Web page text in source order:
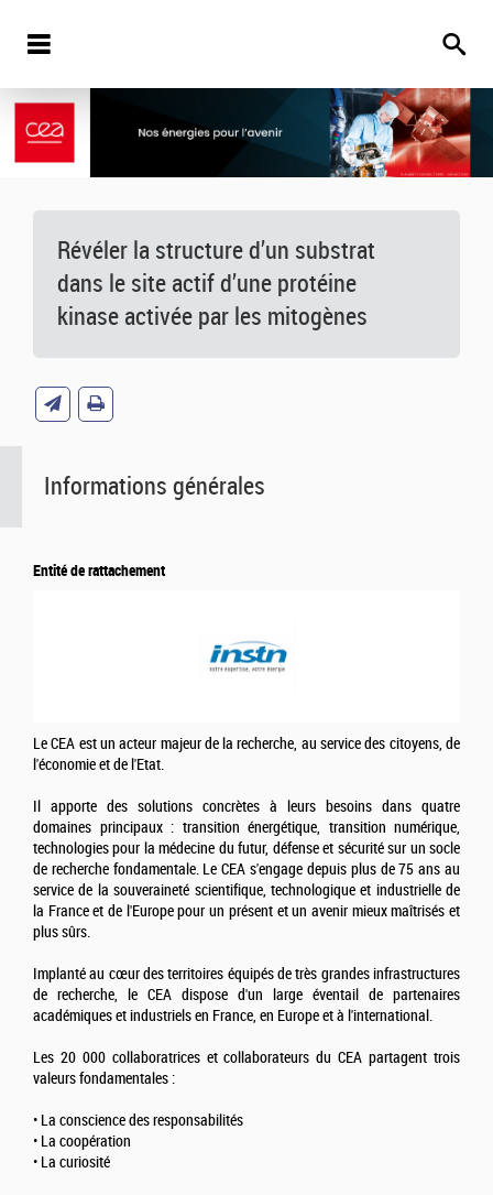
Révéler la structure d’un substrat
dans le site actif d’une protéine
kinase activée par les mitogènes
Informations générales
Entité de rattachement
Le CEA est un acteur majeur de la recherche, au service des citoyens, de
l'économie et de l'Etat.
Il apporte des solutions concrètes à leurs besoins dans quatre
domaines principaux : transition énergétique, transition numérique,
technologies pour la médecine du futur, défense et sécurité sur un socle
de recherche fondamentale. Le CEA s'engage depuis plus de 75 ans au
service de la souveraineté scientifique, technologique et industrielle de
la France et de l'Europe pour un présent et un avenir mieux maîtrisés et
plus sûrs.
Implanté au cœur des territoires équipés de très grandes infrastructures
de recherche, le CEA dispose d'un large éventail de partenaires
académiques et industriels en France, en Europe et à l'international.
Les 20 000 collaboratrices et collaborateurs du CEA partagent trois
valeurs fondamentales :
• La conscience des responsabilités
• La coopération
• La curiosité